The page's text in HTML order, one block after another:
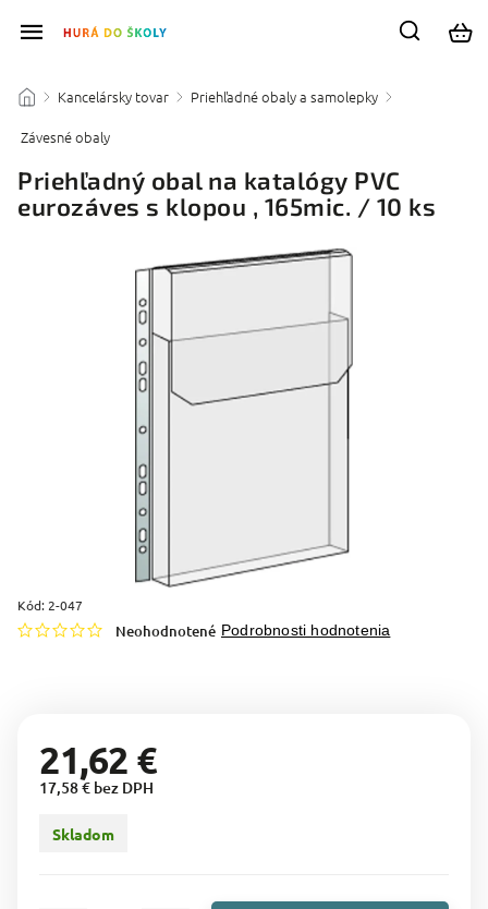
/ Kancelársky tovar / Priehľadné obaly a samolepky /
Závesné obaly
Priehľadný obal na katalógy PVC
eurozáves s klopou , 165mic. / 10 ks
Kód: 2-047
Neohodnotené Podrobnosti hodnotenia
21,62 €
17,58 € bez DPH
Skladom